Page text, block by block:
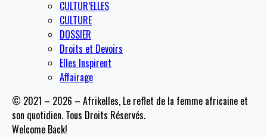
CULTUR’ELLES
CULTURE
DOSSIER
Droits et Devoirs
Elles Inspirent
Affairage
© 2021 – 2026 – Afrikelles, Le reflet de la femme africaine et
son quotidien. Tous Droits Réservés.
Welcome Back!